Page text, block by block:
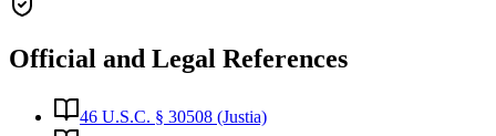
Official and Legal References
46 U.S.C. § 30508 (Justia)